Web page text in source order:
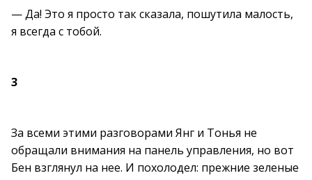
— Да! Это я просто так сказала, пошутила малость,
я всегда с тобой.
3
За всеми этими разговорами Янг и Тонья не
обращали внимания на панель управления, но вот
Бен взглянул на нее. И похолодел: прежние зеленые